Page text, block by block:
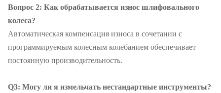
Вопрос 2: Как обрабатывается износ шлифовального
колеса?
Автоматическая компенсация износа в сочетании с
программируемым колесным колебанием обеспечивает
постоянную производительность.
Q3: Могу ли я измельчать нестандартные инструменты?